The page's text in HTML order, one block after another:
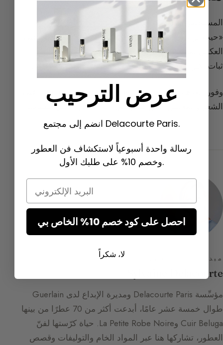
المستخلص منذ الصباح، على البشرة في نقاط الالتهاب،
«حيث نريد أن نُقبَّل». ليس المستخلص أبداً مؤذياً، بل على
العكس تماماً، إنه حميمي جداً (لنا ولمن يقربون منا) مع
ثبات أكبر. وسيكون ضماناً لترك بصمة في ذاكرة الآخرين.
الشعر والملابس (لمن يتبعونكم). إنه المنتج الأكثر انبساطاً!
مبدعة دليل العطور
Sylvaine Delacourte
مؤسِّسة Delacourte Paris ومديرة الإبداع لدى Guerlain
طوال خمسة عشر عامًا، أبدعت أكثر من 70 عطرًا من بينها
Cuir Beluga وLa Petite Robe Noire. حياة كرّستها لفنّ
العطور، تشاركها هنا عبر المواد الخام والتوليفات وقصص
عرض الترحيب
انضم إلى مجتمع Delacourte Paris.
رسالة واحدة أسبوعياً لاستكشاف فن العطور
وخصم 10% على طلبك الأول.
احصل على كود خصم 10% الخاص بي
لا، شكراً